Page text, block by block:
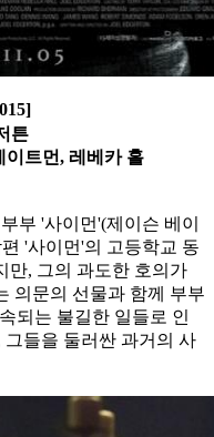
튼
이트먼, 레베카 홀
부 '사이먼'(제이슨 베이
'사이먼'의 고등학교 동
만, 그의 과도한 호의가
의문의 선물과 함께 부부
되는 불길한 일들로 인
들을 둘러싼 과거의 사